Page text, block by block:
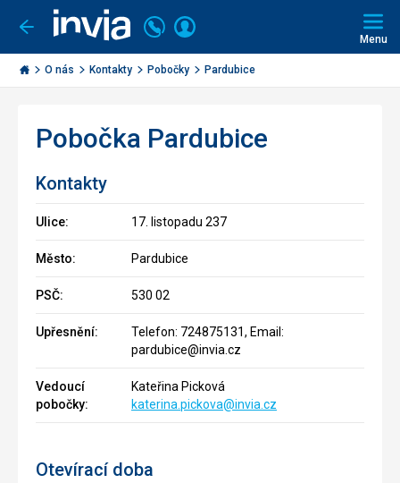
Jít
zpět
Invia.cz
Volejte
226
000
290
Přihlásit
Menu
O nás Kontakty Pobočky Pardubice
Pobočka Pardubice
Kontakty
Ulice: 17. listopadu 237
Město: Pardubice
PSČ: 530 02
Upřesnění:
Telefon: 724875131, Email:
pardubice@invia.cz
Vedoucí
pobočky:
Kateřina Picková
katerina.pickova@invia.cz
Otevírací doba